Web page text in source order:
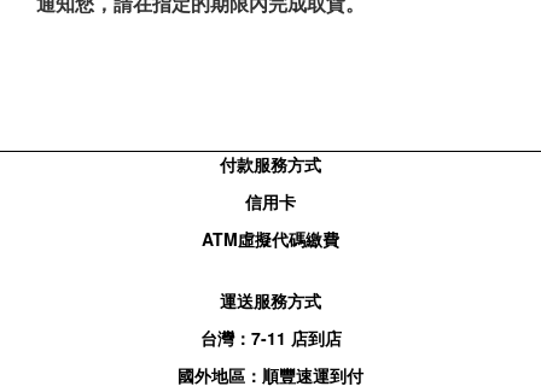
付款服務方式
信用卡
ATM虛擬代碼繳費
運送服務方式
台灣： 7-11 店到店
國外地區：順豐速運到付